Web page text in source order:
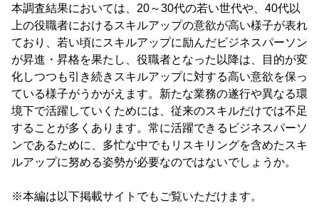
本調査結果においては、20～30代の若い世代や、40代以
上の役職者におけるスキルアップの意欲が高い様子が表れ
ており、若い頃にスキルアップに励んだビジネスパーソン
が昇進・昇格を果たし、役職者となった以降は、目的が変
化しつつも引き続きスキルアップに対する高い意欲を保っ
ている様子がうかがえます。新たな業務の遂行や異なる環
境下で活躍していくためには、従来のスキルだけでは不足
することが多くあります。常に活躍できるビジネスパーソ
ンであるために、多忙な中でもリスキリングを含めたスキ
ルアップに努める姿勢が必要なのではないでしょうか。
※本編は以下掲載サイトでもご覧いただけます。